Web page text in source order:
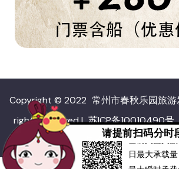
Copyright © 2022 常州市春秋乐园旅
rights reserved| 苏ICP备10010490号
点 全国低碳旅游示范
请提前扫码分时
日最大承载
当前时间：13:
日最大承载